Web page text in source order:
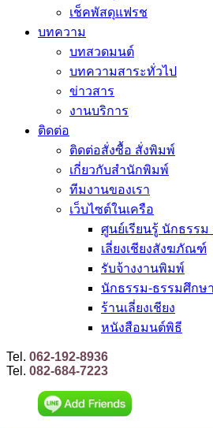
เช็คพัสดุแฟรช
บทความ
บทสวดมนต์
บทความสาระทั่วไป
ข่าวสาร
งานบริการ
ติดต่อ
ติดต่อสั่งซื้อ สั่งพิมพ์
เกี่ยวกับสำนักพิมพ์
ทีมงานของเรา
เว็บไซต์ในเครือ
ศูนย์เรียนรู้ นักธรร
เลี่ยงเชียงสังฆภัณฑ์
รับจ้างงานพิมพ์
นักธรรม-ธรรมศึกษ
ร้านเลี่ยงเชียง
หนังสือมนต์พิธี
Tel. 062-192-8936
Tel. 082-684-7223